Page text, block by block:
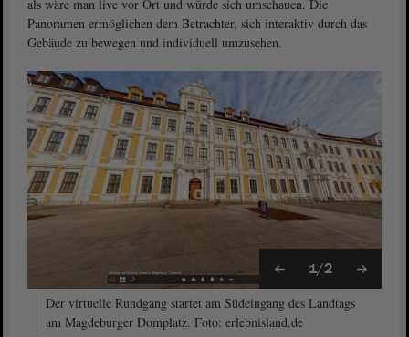
als wäre man live vor Ort und würde sich umschauen. Die
Panoramen ermöglichen dem Betrachter, sich interaktiv durch das
Gebäude zu bewegen und individuell umzusehen.
1/2
Der virtuelle Rundgang startet am Südeingang des Landtags
am Magdeburger Domplatz. Foto: erlebnisland.de